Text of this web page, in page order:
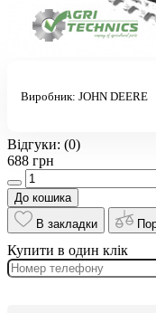
Виробник: JOHN DEERE
Відгуки: (0)
688 грн
До кошика
В закладки
Купити в один клік